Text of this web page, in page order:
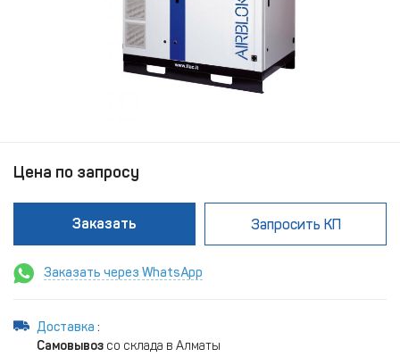
Цена по запросу
Заказать Запросить КП
Заказать через WhatsApp
Доставка :
Самовывоз со склада в Алматы